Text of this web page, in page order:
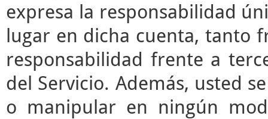
expresa la responsabilidad
lugar en dicha cuenta, tanto
responsabilidad frente a
del Servicio. Además, usted
o manipular en ningún